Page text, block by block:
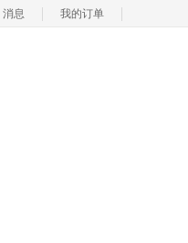
消息 我的订单